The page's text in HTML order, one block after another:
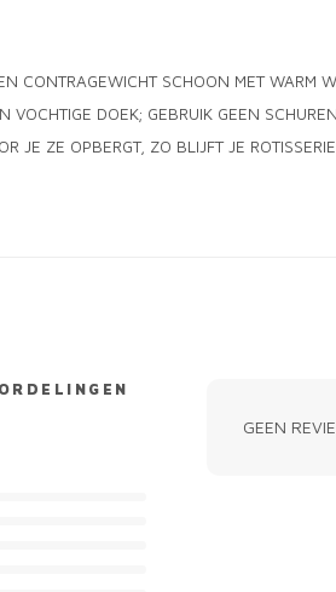
CONTRAGEWICHT SCHOON MET WARM
VOCHTIGE DOEK; GEBRUIK GEEN
JE ZE OPBERGT, ZO BLIJFT JE
GEEN